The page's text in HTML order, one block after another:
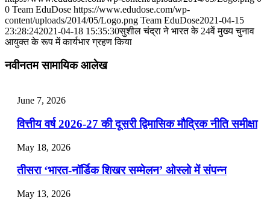
July 31, 2026
📝 डेली करेंट अफेयर्स: 28-31 जुलाई 2026
July 25, 2026
📝 डेली करेंट अफेयर्स: 22-24 जुलाई 2026
July 22, 2026
📝 डेली करेंट अफेयर्स: 19-21 जुलाई 2026
July 19, 2026
0 Team EduDose https://www.edudose.com/wp-
content/uploads/2014/05/Logo.png Team EduDose2021-04-15
23:28:242021-04-18 15:35:30सुशील चंद्रा ने भारत के 24वें मुख्य चुनाव
आयुक्त के रूप में कार्यभार ग्रहण किया
नवीनतम सामायिक आलेख
June 7, 2026
वित्तीय वर्ष 2026-27 की दूसरी द्विमासिक मौद्रिक नीति समीक्षा
May 18, 2026
तीसरा ‘भारत-नॉर्डिक शिखर सम्मेलन’ ओस्लो में संपन्न
May 13, 2026